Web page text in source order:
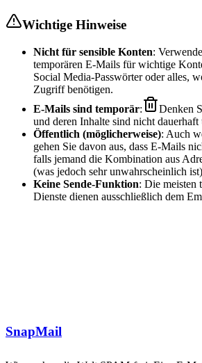
Wichtige Hinweise
Nicht für sensible Konten:
temporären E-Mails für wichtige
Social Media-Passwörter oder alles,
Zugriff benötigen.
E-Mails sind temporär:
Denken
und deren Inhalte sind nicht
Öffentlich (möglicherweise): Auch
gehen Sie davon aus, dass E-Mails
falls jemand die Kombination aus
(was jedoch sehr unwahrscheinlich
Keine Sende-Funktion: Die meisten
Dienste dienen ausschließlich dem
SnapMail